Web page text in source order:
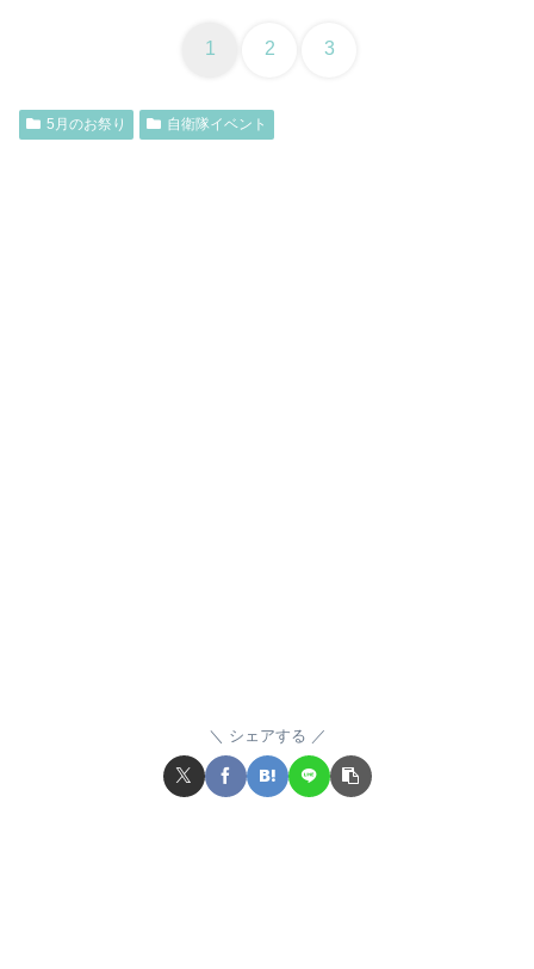
1 2 3
5月のお祭り 自衛隊イベント
シェアする